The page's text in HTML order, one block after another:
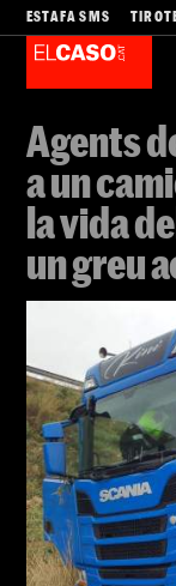
ESTAFA SMS
Agents
a un
la vida
un greu